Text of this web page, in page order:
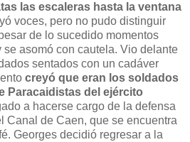
las escaleras hasta la ventana
voces, pero no pudo distinguir
de lo sucedido momentos
asomó con cautela. Vio delante
sentados con un cadáver
creyó que eran los soldados
Paracaidistas del ejército
a hacerse cargo de la defensa
Canal de Caen, que se encuentra
Georges decidió regresar a la